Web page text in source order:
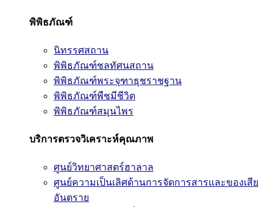
พิพิธภัณฑ์
นิทรรศสถาน
พิพิธภัณฑ์ชลทัศนสถาน
พิพิธภัณฑ์พระจุฑาธุชราชฐาน
พิพิธภัณฑ์พืชมีชีวิต
พิพิธภัณฑ์สมุนไพร
บริการตรวจวิเคราะห์คุณภาพ
ศูนย์วิทยาศาสตร์ฮาลาล
ศูนย์ความเป็นเลิศด้านการจัดการสารและของเสีย
อันตราย